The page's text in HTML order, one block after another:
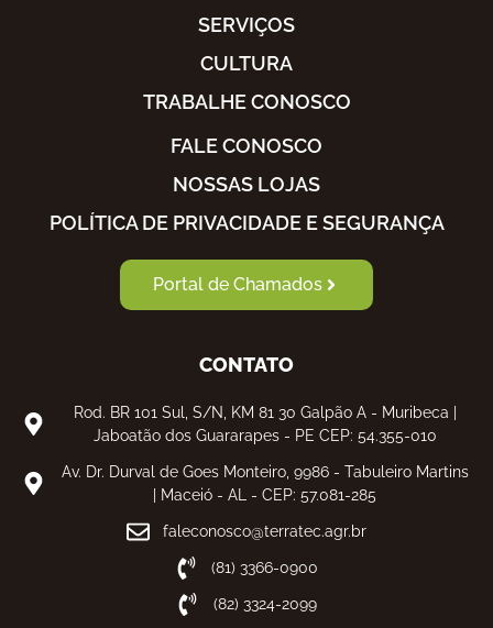
SERVIÇOS
CULTURA
TRABALHE CONOSCO
FALE CONOSCO
NOSSAS LOJAS
POLÍTICA DE PRIVACIDADE E SEGURANÇA
Portal de Chamados
CONTATO
Rod. BR 101 Sul, S/N, KM 81 30 Galpão A - Muribeca |
Jaboatão dos Guararapes - PE CEP: 54.355-010
Av. Dr. Durval de Goes Monteiro, 9986 - Tabuleiro Martins
| Maceió - AL - CEP: 57.081-285
faleconosco@terratec.agr.br
(81) 3366-0900
(82) 3324-2099